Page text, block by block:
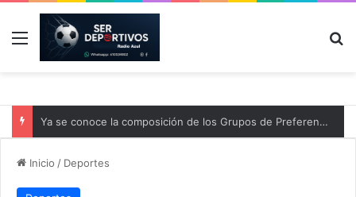
Menú
Ya se conoce la composición de los Grupos de Preferente y el calendario
Inicio / Deportes